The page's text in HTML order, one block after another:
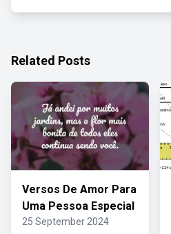
Related Posts
Versos De Amor Para
Uma Pessoa Especial
25 September 2024